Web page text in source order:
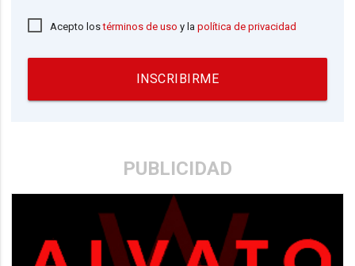
Acepto lostérminos de uso y lapolítica de privacidad
INSCRIBIRME
PUBLICIDAD